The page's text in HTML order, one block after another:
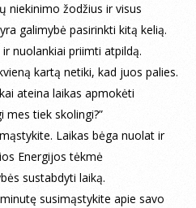
niekinimo žodžius ir visus
galimybė pasirinkti kitą kelią.
nuolankiai priimti atpildą.
kartą netiki, kad juos palies.
ateina laikas apmokėti
mes tiek skolingi?”
Laikas bėga nuolat ir
Energijos tėkmė
sustabdyti laiką.
susimąstykite apie savo